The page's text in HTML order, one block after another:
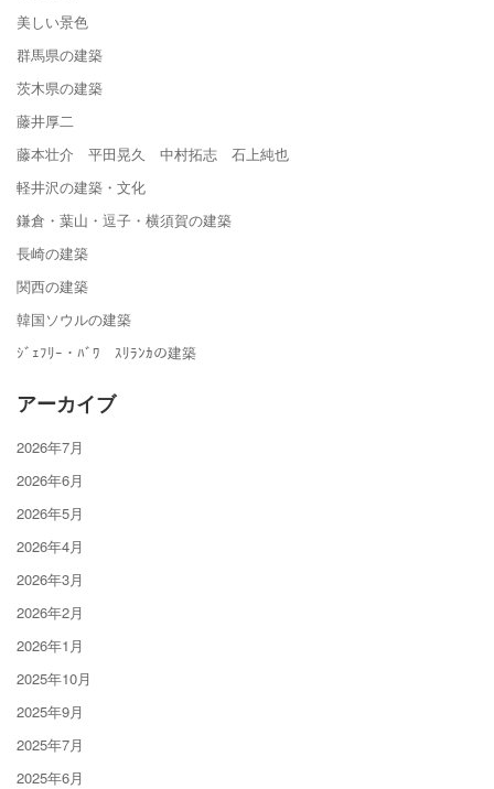
美しい景色
群馬県の建築
茨木県の建築
藤井厚二
藤本壮介 平田晃久 中村拓志 石上純也
軽井沢の建築・文化
鎌倉・葉山・逗子・横須賀の建築
長崎の建築
関西の建築
韓国ソウルの建築
ｼﾞｪﾌﾘｰ・ﾊﾞﾜ ｽﾘﾗﾝｶの建築
アーカイブ
2026年7月
2026年6月
2026年5月
2026年4月
2026年3月
2026年2月
2026年1月
2025年10月
2025年9月
2025年7月
2025年6月